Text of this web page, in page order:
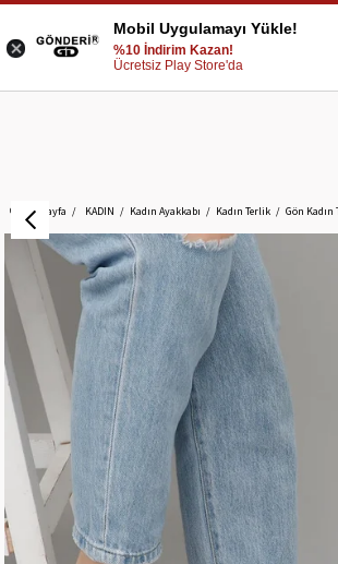
Anasayfa KADIN Kadın Ayakkabı Kadın Terlik Gön Kadın
Mobil Uygulamayı Yükle!
%10 İndirim Kazan!
Ücretsiz Play Store'da